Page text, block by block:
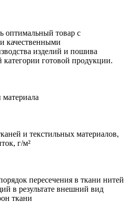
оптимальный товар с
качественными
изделий и пошива
готовой продукции.
и текстильных материалов,
г/м²
пересечения в ткани нитей
в результате внешний вид
ткани